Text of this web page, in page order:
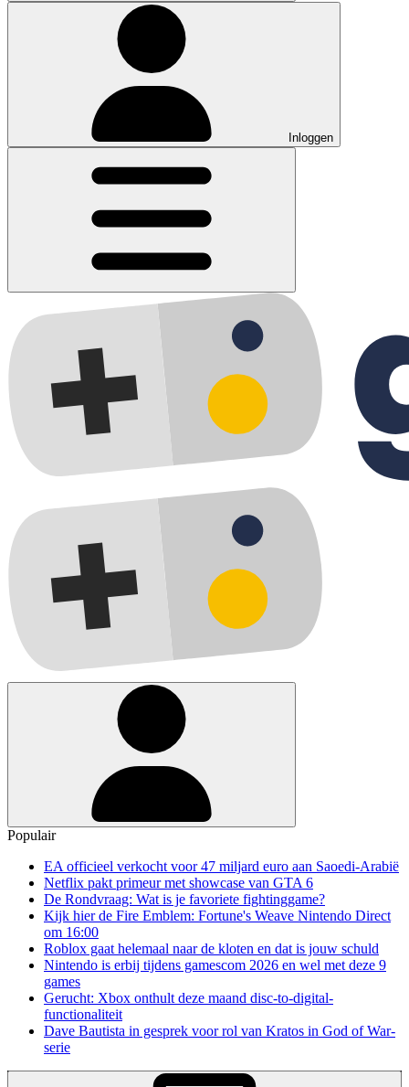
Inloggen
Populair
EA officieel verkocht voor 47 miljard euro aan Saoedi-Arabië
Netflix pakt primeur met showcase van GTA 6
De Rondvraag: Wat is je favoriete fightinggame?
Kijk hier de Fire Emblem: Fortune's Weave Nintendo Direct
om 16:00
Roblox gaat helemaal naar de kloten en dat is jouw schuld
Nintendo is erbij tijdens gamescom 2026 en wel met deze 9
games
Gerucht: Xbox onthult deze maand disc-to-digital-
functionaliteit
Dave Bautista in gesprek voor rol van Kratos in God of War-
serie